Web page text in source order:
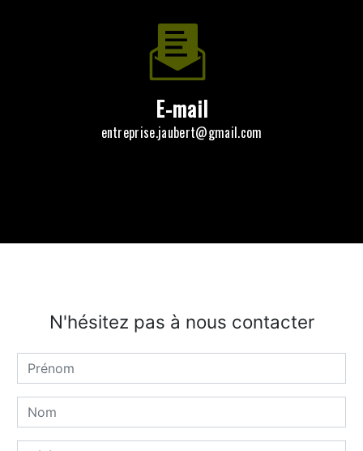
E-mail
entreprise.jaubert@gmail.com
N'hésitez pas à nous contacter